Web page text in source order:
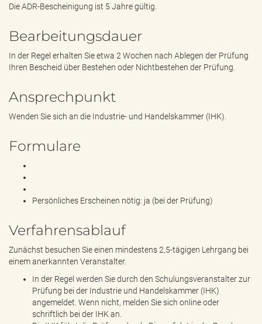
Die ADR-Bescheinigung ist 5 Jahre gültig.
Bearbeitungsdauer
In der Regel erhalten Sie etwa 2 Wochen nach Ablegen der Prüfung
Ihren Bescheid über Bestehen oder Nichtbestehen der Prüfung.
Ansprechpunkt
Wenden Sie sich an die Industrie- und Handelskammer (IHK).
Formulare
Persönliches Erscheinen nötig: ja (bei der Prüfung)
Verfahrensablauf
Zunächst besuchen Sie einen mindestens 2,5-tägigen Lehrgang bei
einem anerkannten Veranstalter.
In der Regel werden Sie durch den Schulungsveranstalter zur
Prüfung bei der Industrie und Handelskammer (IHK)
angemeldet. Wenn nicht, melden Sie sich online oder
schriftlich bei der IHK an.